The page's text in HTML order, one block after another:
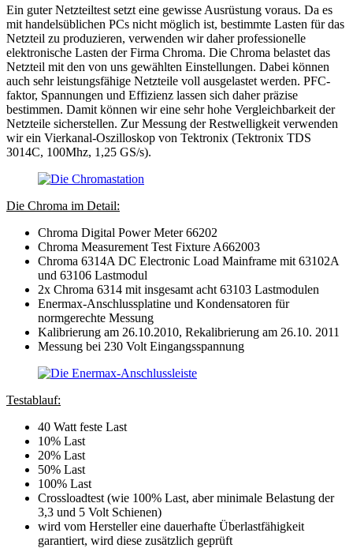
Ein guter Netzteiltest setzt eine gewisse Ausrüstung voraus. Da es
mit handelsüblichen PCs nicht möglich ist, bestimmte Lasten für das
Netzteil zu produzieren, verwenden wir daher professionelle
elektronische Lasten der Firma Chroma. Die Chroma belastet das
Netzteil mit den von uns gewählten Einstellungen. Dabei können
auch sehr leistungsfähige Netzteile voll ausgelastet werden. PFC-
faktor, Spannungen und Effizienz lassen sich daher präzise
bestimmen. Damit können wir eine sehr hohe Vergleichbarkeit der
Netzteile sicherstellen. Zur Messung der Restwelligkeit verwenden
wir ein Vierkanal-Oszilloskop von Tektronix (Tektronix TDS
3014C, 100Mhz, 1,25 GS/s).
Die Chroma im Detail:
Chroma Digital Power Meter 66202
Chroma Measurement Test Fixture A662003
Chroma 6314A DC Electronic Load Mainframe mit 63102A
und 63106 Lastmodul
2x Chroma 6314 mit insgesamt acht 63103 Lastmodulen
Enermax-Anschlussplatine und Kondensatoren für
normgerechte Messung
Kalibrierung am 26.10.2010, Rekalibrierung am 26.10. 2011
Messung bei 230 Volt Eingangsspannung
Testablauf:
40 Watt feste Last
10% Last
20% Last
50% Last
100% Last
Crossloadtest (wie 100% Last, aber minimale Belastung der
3,3 und 5 Volt Schienen)
wird vom Hersteller eine dauerhafte Überlastfähigkeit
garantiert, wird diese zusätzlich geprüft